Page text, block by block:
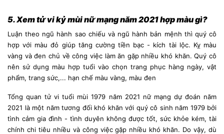
5. Xem tử vi kỷ mùi nữ mạng năm 2021 hợp màu gì?
Luận theo ngũ hành sao chiếu và ngũ hành bản mệnh thì quý cô
hợp với màu đỏ giúp tăng cường tiền bạc - kích tài lộc. Kỵ màu
vàng và đen chủ về công việc làm ăn gặp nhiều khó khăn. Quý cô
nên sử dụng màu hợp tuổi vào chọn trang phục hàng ngày, vật
phẩm, trang sức,... hạn chế màu vàng, màu đen
Tổng quan tử vi tuổi mùi 1979 năm 2021 nữ mạng dự đoán năm
2021 là một năm tương đối khó khăn với quý cô sinh năm 1979 bởi
tình cảm gia đình - tình duyên không được tốt, sức khỏe kém, tài
chính chi tiêu nhiều và công việc gặp nhiều khó khăn. Do vậy, dù